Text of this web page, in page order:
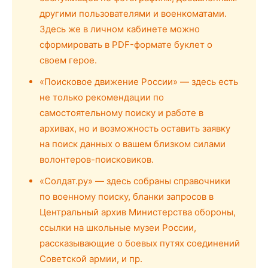
другими пользователями и военкоматами.
Здесь же в личном кабинете можно
сформировать в PDF-формате буклет о
своем герое.
«Поисковое движение России» — здесь есть
не только рекомендации по
самостоятельному поиску и работе в
архивах, но и возможность оставить заявку
на поиск данных о вашем близком силами
волонтеров-поисковиков.
«Солдат.ру» — здесь собраны справочники
по военному поиску, бланки запросов в
Центральный архив Министерства обороны,
ссылки на школьные музеи России,
рассказывающие о боевых путях соединений
Советской армии, и пр.